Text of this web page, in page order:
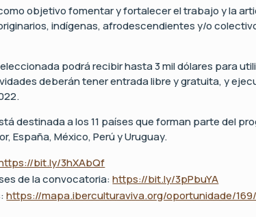
objetivo fomentar y fortalecer el trabajo y la
indígenas, afrodescendientes y/o
podrá recibir hasta 3 mil dólares para
deberán tener entrada libre y gratuita, y
destinada a los 11 países que forman parte del
España, México, Perú y Uruguay.
bit.ly/3hXAbQf
de la convocatoria:https://bit.ly/3pPbuYA
https://mapa.iberculturaviva.org/oportunidade/169/